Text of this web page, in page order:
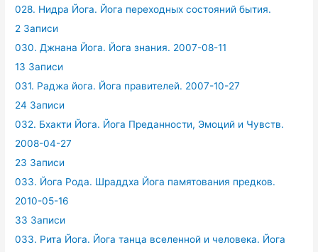
028. Нидра Йога. Йога переходных состояний бытия.
2 Записи
030. Джнана Йога. Йога знания. 2007-08-11
13 Записи
031. Раджа йога. Йога правителей. 2007-10-27
24 Записи
032. Бхакти Йога. Йога Преданности, Эмоций и Чувств.
2008-04-27
23 Записи
033. Йога Рода. Шраддха Йога памятования предков.
2010-05-16
33 Записи
033. Рита Йога. Йога танца вселенной и человека. Йога